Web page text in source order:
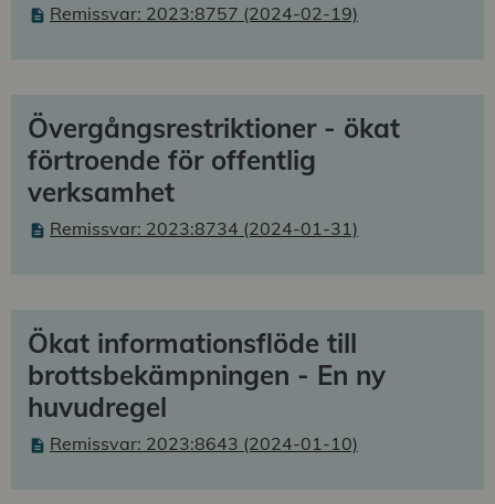
Remissvar: 2023:8757 (2024-02-19)
Övergångsrestriktioner - ökat
förtroende för offentlig
verksamhet
Remissvar: 2023:8734 (2024-01-31)
Ökat informationsflöde till
brottsbekämpningen - En ny
huvudregel
Remissvar: 2023:8643 (2024-01-10)